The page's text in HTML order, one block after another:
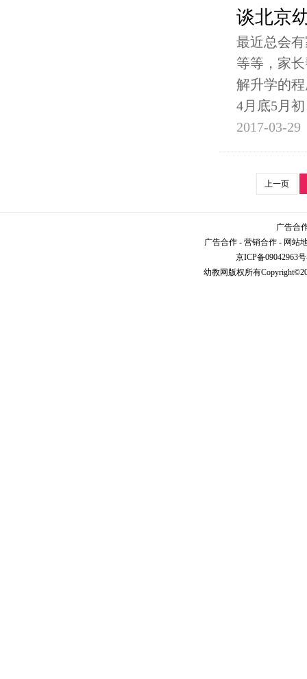
谈北京
最近总会
等等，家
解升学的
4月底5月初
2017-03-29
上一页
广告合
广告合作 - 营销合作 - 网站
京ICP备09042963
幼教网版权所有